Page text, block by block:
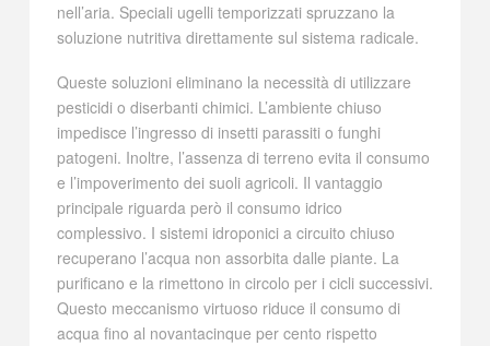
nell’aria. Speciali ugelli temporizzati spruzzano la
soluzione nutritiva direttamente sul sistema radicale.
Queste soluzioni eliminano la necessità di utilizzare
pesticidi o diserbanti chimici. L’ambiente chiuso
impedisce l’ingresso di insetti parassiti o funghi
patogeni. Inoltre, l’assenza di terreno evita il consumo
e l’impoverimento dei suoli agricoli. Il vantaggio
principale riguarda però il consumo idrico
complessivo. I sistemi idroponici a circuito chiuso
recuperano l’acqua non assorbita dalle piante. La
purificano e la rimettono in circolo per i cicli successivi.
Questo meccanismo virtuoso riduce il consumo di
acqua fino al novantacinque per cento rispetto